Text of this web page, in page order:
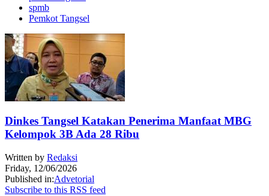
spmb
Pemkot Tangsel
Dinkes Tangsel Katakan Penerima Manfaat MBG
Kelompok 3B Ada 28 Ribu
Written by Redaksi
Friday, 12/06/2026
Published in:Advetorial
Subscribe to this RSS feed